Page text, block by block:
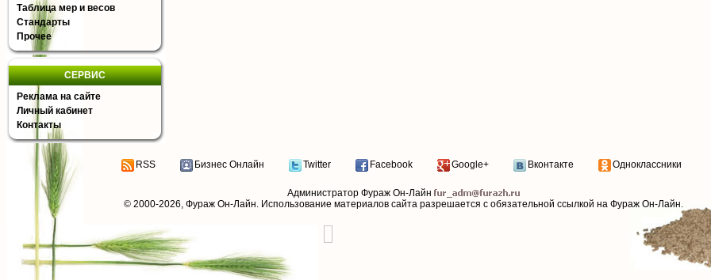
Таблица мер и весов
Стандарты
Прочее
СЕРВИС
Реклама на сайте
Личный кабинет
Контакты
RSS Бизнес Онлайн Twitter Facebook Google+ Вконтакте Одноклассники
Администратор Фураж Он-Лайн
© 2000-2026, Фураж Он-Лайн. Использование материалов сайта разрешается с обязательной ссылкой на Фураж Он-Лайн.